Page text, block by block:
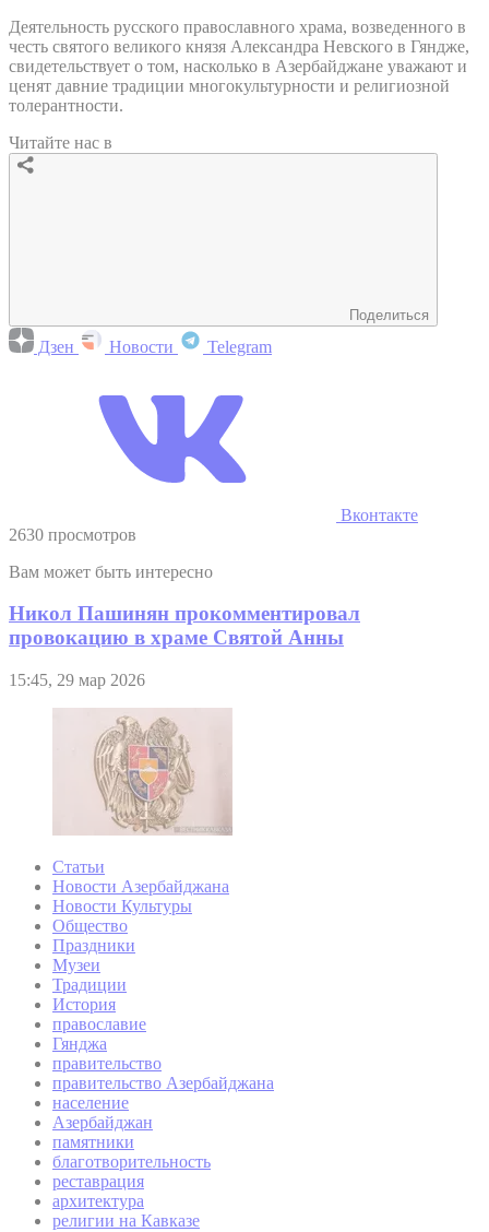
Деятельность русского православного храма, возведенного в
честь святого великого князя Александра Невского в Гяндже,
свидетельствует о том, насколько в Азербайджане уважают и
ценят давние традиции многокультурности и религиозной
толерантности.
Читайте нас в
Поделиться
Дзен Новости Telegram
Вконтакте
2630 просмотров
Вам может быть интересно
Никол Пашинян прокомментировал
провокацию в храме Святой Анны
15:45, 29 мар 2026
Статьи
Новости Азербайджана
Новости Культуры
Общество
Праздники
Музеи
Традиции
История
православие
Гянджа
правительство
правительство Азербайджана
население
Азербайджан
памятники
благотворительность
реставрация
архитектура
религии на Кавказе